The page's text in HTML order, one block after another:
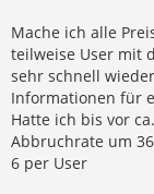
Mache ich alle
teilweise User mit
sehr schnell
Informationen für
Hatte ich bis vor
Abbruchrate um
6 per User